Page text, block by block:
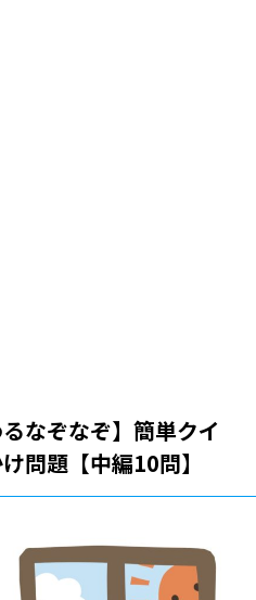
るなぞなぞ】簡単クイ
問題【中編10問】